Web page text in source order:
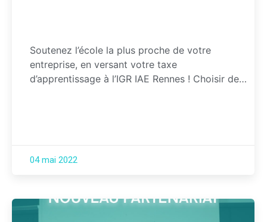
Soutenez l’école la plus proche de votre
entreprise, en versant votre taxe
d’apprentissage à l’IGR IAE Rennes ! Choisir de…
04 mai 2022